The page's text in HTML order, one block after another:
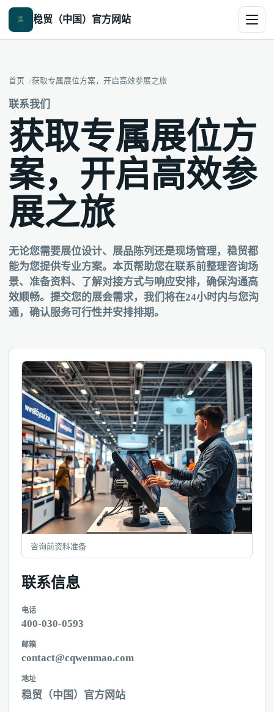
稳贸（中国）官方网站
首页 获取专属展位方案，开启高效参展之旅
联系我们
获取专属展位方
案，开启高效参
展之旅
无论您需要展位设计、展品陈列还是现场管理，稳贸都
能为您提供专业方案。本页帮助您在联系前整理咨询场
景、准备资料、了解对接方式与响应安排，确保沟通高
效顺畅。提交您的展会需求，我们将在24小时内与您沟
通，确认服务可行性并安排排期。
咨询前资料准备
联系信息
电话
400-030-0593
邮箱
contact@cqwenmao.com
地址
稳贸（中国）官方网站